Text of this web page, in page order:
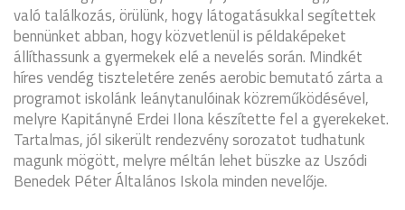
való találkozás, örülünk, hogy látogatásukkal segítettek
bennünket abban, hogy közvetlenül is példaképeket
állíthassunk a gyermekek elé a nevelés során. Mindkét
híres vendég tiszteletére zenés aerobic bemutató zárta a
programot iskolánk leánytanulóinak közreműködésével,
melyre Kapitányné Erdei Ilona készítette fel a gyerekeket.
Tartalmas, jól sikerült rendezvény sorozatot tudhatunk
magunk mögött, melyre méltán lehet büszke az Uszódi
Benedek Péter Általános Iskola minden nevelője.